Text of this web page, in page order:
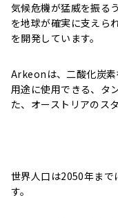
気候危機が猛威を振る
を地球が確実に支えら
を開発しています。
Arkeonは、二酸化炭素
用途に使用できる、タ
た、オーストリアのス
世界人口は2050年まで
す。